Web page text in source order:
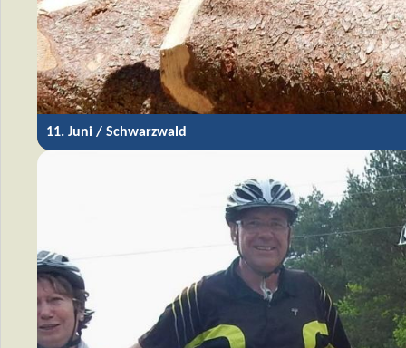
11. Juni / Schwarzwald